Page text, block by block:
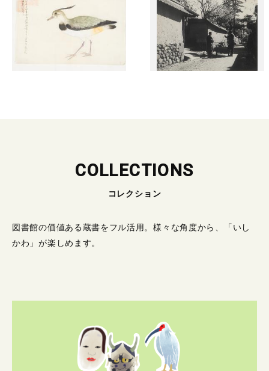
COLLECTIONS
コレクション
図書館の価値ある蔵書をフル活用。様々な角度から、「いし
かわ」が楽しめます。